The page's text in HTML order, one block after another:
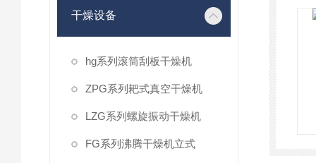
干燥设备
hg系列滚筒刮板干燥机
ZPG系列耙式真空干燥机
LZG系列螺旋振动干燥机
FG系列沸腾干燥机立式